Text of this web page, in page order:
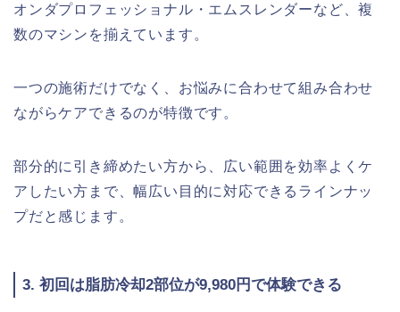
オンダプロフェッショナル・エムスレンダーなど、複
数のマシンを揃えています。
一つの施術だけでなく、お悩みに合わせて組み合わせ
ながらケアできるのが特徴です。
部分的に引き締めたい方から、広い範囲を効率よくケ
アしたい方まで、幅広い目的に対応できるラインナッ
プだと感じます。
3. 初回は脂肪冷却2部位が9,980円で体験できる